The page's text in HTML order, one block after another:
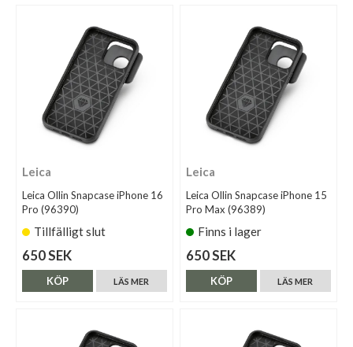
Leica
Leica Ollin Snapcase iPhone 16
Pro (96390)
Tillfälligt slut
650 SEK
LÄS MER
KÖP
Leica
Leica Ollin Snapcase iPhone 15
Pro Max (96389)
Finns i lager
650 SEK
LÄS MER
KÖP